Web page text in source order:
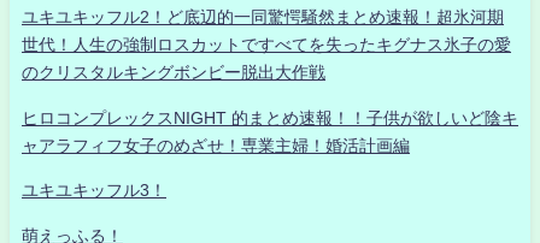
ユキユキッフル2！ど底辺的一同驚愕騒然まとめ速報！超氷河期
世代！人生の強制ロスカットですべてを失ったキグナス氷子の愛
のクリスタルキングボンビー脱出大作戦
ヒロコンプレックスNIGHT 的まとめ速報！！子供が欲しいど陰キ
ャアラフィフ女子のめざせ！専業主婦！婚活計画編
ユキユキッフル3！
萌えっふる！